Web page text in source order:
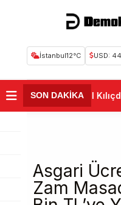
İstanbul12°C USD:
SON DAKİKA
•Kemal
Asgari
Zam